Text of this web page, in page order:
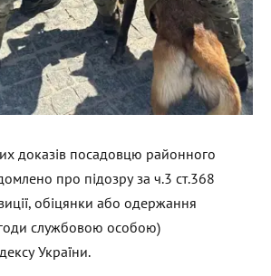
доказів посадовцю районного
про підозру за ч.3 ст.368
обіцянки або одержання
службовою особою)
України.